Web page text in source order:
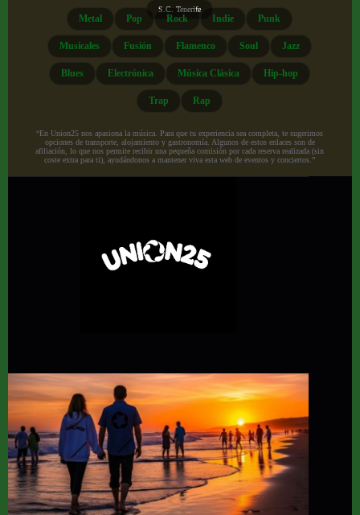
S.C. Tenerife
Metal Pop Rock Indie Punk
Musicales Fusión Flamenco Soul Jazz
Blues Electrónica Música Clásica Hip-hop
Trap Rap
“En Union25 nos apasiona la música. Para que tu experiencia sea completa, te sugerimos
opciones de transporte, alojamiento y gastronomía. Algunos de estos enlaces son de
afiliación, lo que nos permite recibir una pequeña comisión por cada reserva realizada (sin
coste extra para ti), ayudándonos a mantener viva esta web de eventos y conciertos.”